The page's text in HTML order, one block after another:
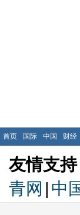
首页 国际 中国 财经
友情支持
青网 | 中